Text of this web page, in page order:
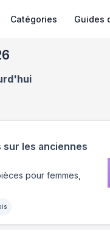
Catégories Guides
les anciennes
pour femmes,